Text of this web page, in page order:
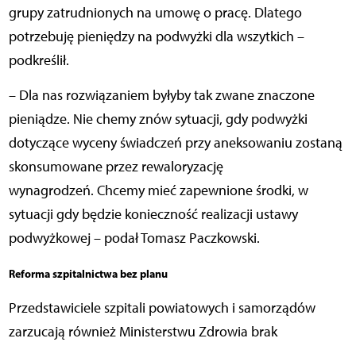
grupy zatrudnionych na umowę o pracę. Dlatego
potrzebuję pieniędzy na podwyżki dla wszytkich –
podkreślił.
– Dla nas rozwiązaniem byłyby tak zwane znaczone
pieniądze. Nie chemy znów sytuacji, gdy podwyżki
dotyczące wyceny świadczeń przy aneksowaniu zostaną
skonsumowane przez rewaloryzację
wynagrodzeń. Chcemy mieć zapewnione środki, w
sytuacji gdy będzie konieczność realizacji ustawy
podwyżkowej – podał Tomasz Paczkowski.
Reforma szpitalnictwa bez planu
Przedstawiciele szpitali powiatowych i samorządów
zarzucają również Ministerstwu Zdrowia brak